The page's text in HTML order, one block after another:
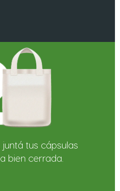
tus cápsulas
bien cerrada.